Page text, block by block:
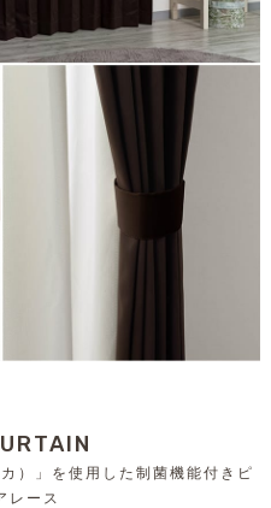
）」を使用した制菌機能付きピ
レース